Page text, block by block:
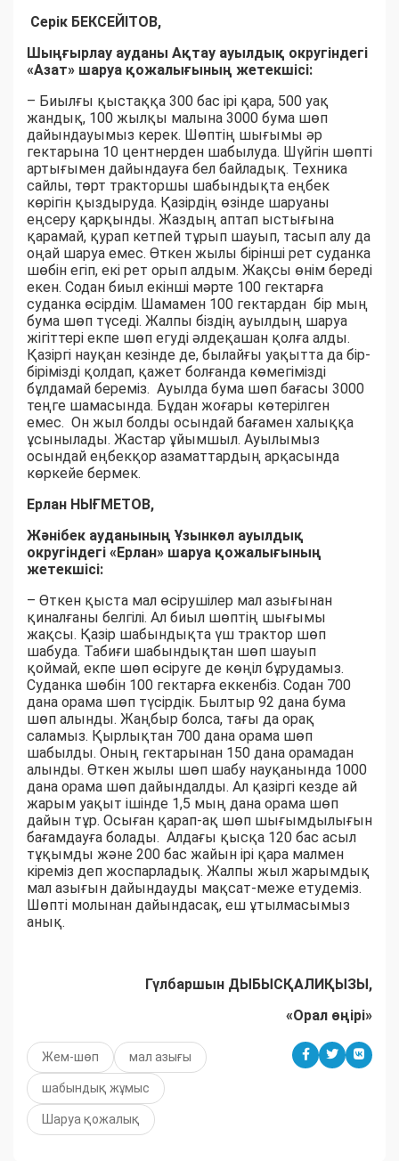
Серік БЕКСЕЙІТОВ,
Шыңғырлау ауданы Ақтау ауылдық округіндегі
«Азат» шаруа қожалығының жетекшісі:
– Биылғы қыстаққа 300 бас ірі қара, 500 уақ
жандық, 100 жылқы малына 3000 бума шөп
дайындауымыз керек. Шөптің шығымы әр
гектарына 10 центнерден шабылуда. Шүйгін шөпті
артығымен дайындауға бел байладық. Техника
сайлы, төрт тракторшы шабындықта еңбек
көрігін қыздыруда. Қазірдің өзінде шаруаны
еңсеру қарқынды. Жаздың аптап ыстығына
қарамай, қурап кетпей тұрып шауып, тасып алу да
оңай шаруа емес. Өткен жылы бірінші рет суданка
шөбін егіп, екі рет орып алдым. Жақсы өнім береді
екен. Содан биыл екінші мәрте 100 гектарға
суданка өсірдім. Шамамен 100 гектардан бір мың
бума шөп түседі. Жалпы біздің ауылдың шаруа
жігіттері екпе шөп егуді әлдеқашан қолға алды.
Қазіргі науқан кезінде де, былайғы уақытта да бір-
бірімізді қолдап, қажет болғанда көмегімізді
бұлдамай береміз. Ауылда бума шөп бағасы 3000
теңге шамасында. Бұдан жоғары көтерілген
емес. Он жыл болды осындай бағамен халыққа
ұсынылады. Жастар ұйымшыл. Ауылымыз
осындай еңбекқор азаматтардың арқасында
көркейе бермек.
Ерлан НЫҒМЕТОВ,
Жәнібек ауданының Ұзынкөл ауылдық
округіндегі «Ерлан» шаруа қожалығының
жетекшісі:
– Өткен қыста мал өсірушілер мал азығынан
қиналғаны белгілі. Ал биыл шөптің шығымы
жақсы. Қазір шабындықта үш трактор шөп
шабуда. Табиғи шабындықтан шөп шауып
қоймай, екпе шөп өсіруге де көңіл бұрудамыз.
Суданка шөбін 100 гектарға еккенбіз. Содан 700
дана орама шөп түсірдік. Былтыр 92 дана бума
шөп алынды. Жаңбыр болса, тағы да орақ
саламыз. Қырлықтан 700 дана орама шөп
шабылды. Оның гектарынан 150 дана орамадан
алынды. Өткен жылы шөп шабу науқанында 1000
дана орама шөп дайындалды. Ал қазіргі кезде ай
жарым уақыт ішінде 1,5 мың дана орама шөп
дайын тұр. Осыған қарап-ақ шөп шығымдылығын
бағамдауға болады. Алдағы қысқа 120 бас асыл
тұқымды және 200 бас жайын ірі қара малмен
кіреміз деп жоспарладық. Жалпы жыл жарымдық
мал азығын дайындауды мақсат-меже етудеміз.
Шөпті молынан дайындасақ, еш ұтылмасымыз
анық.
Гүлбаршын ДЫБЫСҚАЛИҚЫЗЫ,
«Орал өңірі»
Жем-шөп мал азығы
шабындық жұмыс
Шаруа қожалық